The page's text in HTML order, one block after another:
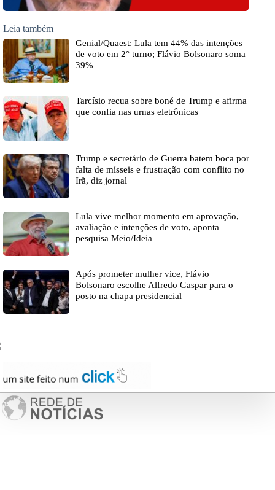
Leia também
Genial/Quaest: Lula tem 44% das intenções
de voto em 2° turno; Flávio Bolsonaro soma
39%
Tarcísio recua sobre boné de Trump e afirma
que confia nas urnas eletrônicas
Trump e secretário de Guerra batem boca por
falta de mísseis e frustração com conflito no
Irã, diz jornal
Lula vive melhor momento em aprovação,
avaliação e intenções de voto, aponta
pesquisa Meio/Ideia
Após prometer mulher vice, Flávio
Bolsonaro escolhe Alfredo Gaspar para o
posto na chapa presidencial